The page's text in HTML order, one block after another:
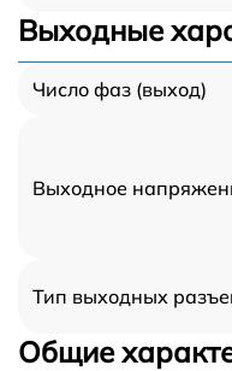
Выходные
Число фаз (выход)
Выходное
Тип выходных
Общие